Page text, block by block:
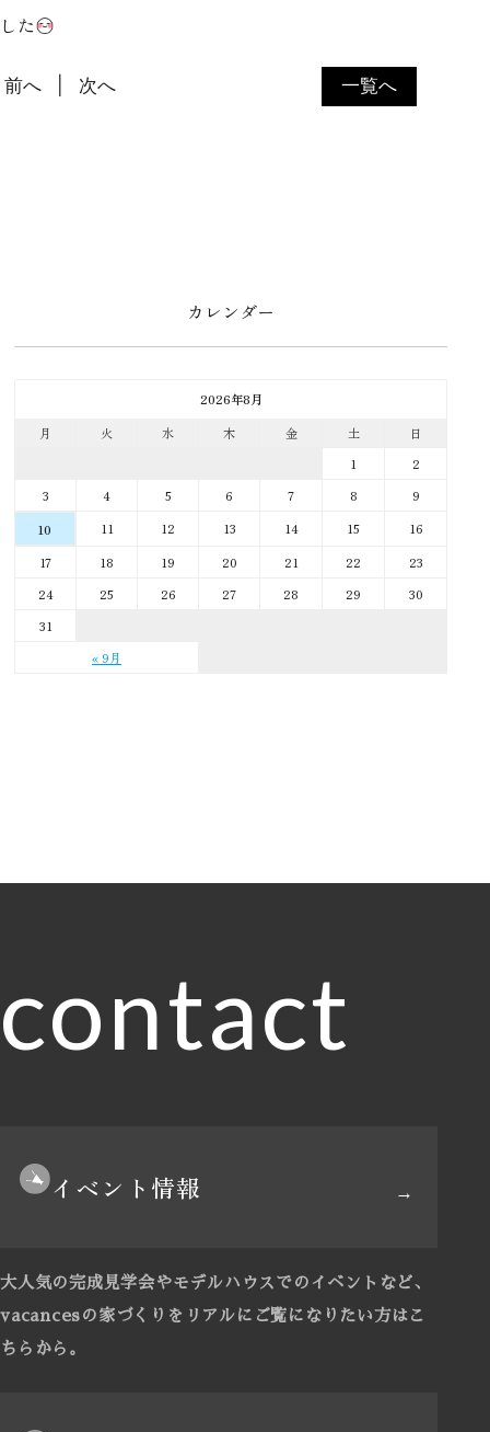
した
一覧へ
前へ 次へ
カレンダー
2026年8月
月
火 水 木 金 土 日
« 9月
1
2
3
4 5 6 7 8
9
10
11 12 13 14 15
16
17
18 19 20 21 22
23
24
25 26 27 28 29
30
31
contact
イベント情報
大人気の完成見学会やモデルハウスでのイベントなど、
vacancesの家づくりをリアルにご覧になりたい方はこ
ちらから。